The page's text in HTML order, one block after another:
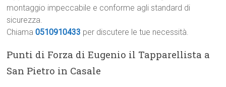
montaggio impeccabile e conforme agli standard di
sicurezza.
Chiama0510910433 per discutere le tue necessità.
Punti di Forza di Eugenio il Tapparellista a
San Pietro in Casale